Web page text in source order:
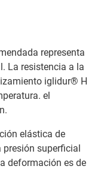
representa
La resistencia a la
iglidur® H
el
elástica de
superficial
deformación es de